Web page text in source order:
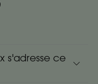
s'adresse ce